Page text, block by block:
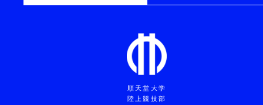
順天堂大学
陸上競技部